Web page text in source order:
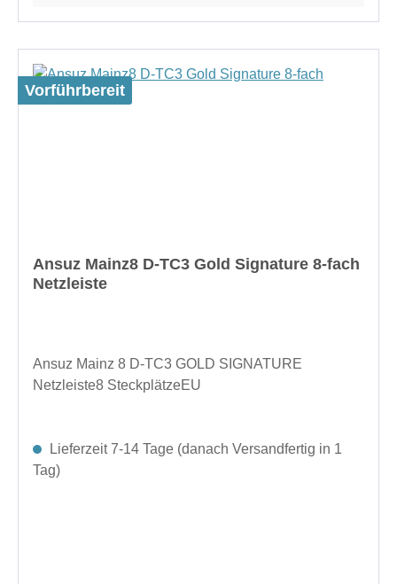
Vorführbereit
Ansuz Mainz8 D-TC3 Gold Signature 8-fach
Netzleiste
Ansuz Mainz 8 D-TC3 GOLD SIGNATURE
Netzleiste8 SteckplätzeEU
Lieferzeit 7-14 Tage (danach Versandfertig in 1
Tag)